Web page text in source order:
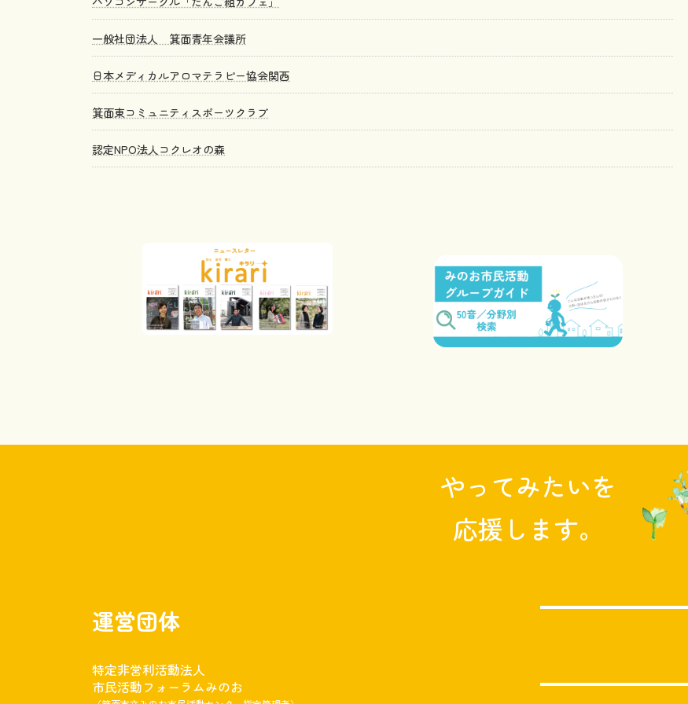
一般社団法人 箕面青年会議所
日本メディカルアロマテラピー協会関西
箕面東コミュニティスポーツクラブ
認定NPO法人コクレオの森
やってみたいを
応援します。
運営団体
特定非営利活動法人
市民活動フォーラムみのお